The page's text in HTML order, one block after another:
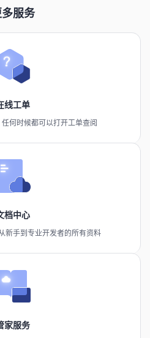
多服务
线工单
何时候都可以打开工单查阅
档中心
新手到专业开发者的所有资料
家服务